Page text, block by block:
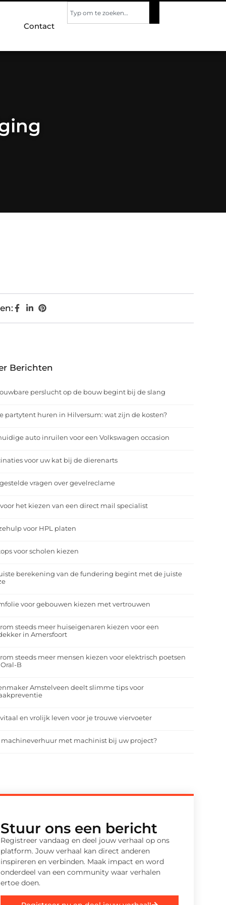
Contact
Berichten
perslucht op de bouw begint bij de slang
partytent huren in Hilversum: wat zijn de kosten?
auto inruilen voor een Volkswagen occasion
voor uw kat bij de dierenarts
vragen over gevelreclame
voor het kiezen van een direct mail specialist
voor HPL platen
voor scholen kiezen
berekening van de fundering begint met de juiste
voor gebouwen kiezen met vertrouwen
steeds meer huiseigenaren kiezen voor een
in Amersfoort
steeds meer mensen kiezen voor elektrisch poetsen
B
Amstelveen deelt slimme tips voor
en vrolijk leven voor je trouwe viervoeter
machineverhuur met machinist bij uw project?
Stuur ons een bericht
Registreer vandaag en deel jouw verhaal op ons
platform. Jouw verhaal kan direct anderen
inspireren en verbinden. Maak impact en word
onderdeel van een community waar verhalen
ertoe doen.